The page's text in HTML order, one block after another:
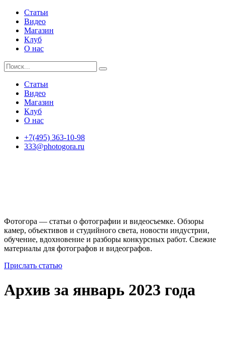
Статьи
Видео
Магазин
Клуб
О нас
Статьи
Видео
Магазин
Клуб
О нас
+7(495) 363-10-98
333@photogora.ru
Фотогора — статьи о фотографии и видеосъемке. Обзоры
камер, объективов и студийного света, новости индустрии,
обучение, вдохновение и разборы конкурсных работ. Свежие
материалы для фотографов и видеографов.
Прислать статью
Архив за январь 2023 года